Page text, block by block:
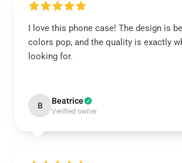
I love this phone case! The design is
colors pop, and the quality is exactly
looking for.
B Beatrice
Verified owner